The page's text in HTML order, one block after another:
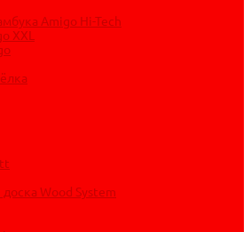
Amigo Hi-Tech
XXL
Wood System